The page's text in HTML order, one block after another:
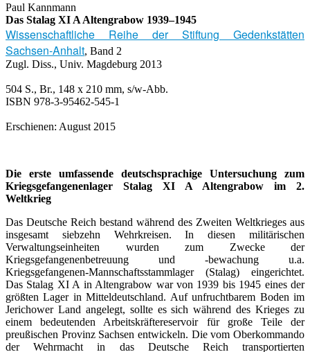
Paul Kannmann
Das Stalag XI A Altengrabow 1939–1945
Wissenschaftliche Reihe der Stiftung Gedenkstätten
Sachsen-Anhalt, Band 2
Zugl. Diss., Univ. Magdeburg 2013
504 S., Br., 148 x 210 mm, s/w-Abb.
ISBN 978-3-95462-545-1
Erschienen: August 2015
Die erste umfassende deutschsprachige Untersuchung zum
Kriegsgefangenenlager Stalag XI A Altengrabow im 2.
Weltkrieg
Das Deutsche Reich bestand während des Zweiten Weltkrieges aus
insgesamt siebzehn Wehrkreisen. In diesen militärischen
Verwaltungseinheiten wurden zum Zwecke der
Kriegsgefangenenbetreuung und -bewachung u.a.
Kriegsgefangenen-Mannschaftsstammlager (Stalag) eingerichtet.
Das Stalag XI A in Altengrabow war von 1939 bis 1945 eines der
größten Lager in Mitteldeutschland. Auf unfruchtbarem Boden im
Jerichower Land angelegt, sollte es sich während des Krieges zu
einem bedeutenden Arbeitskräftereservoir für große Teile der
preußischen Provinz Sachsen entwickeln. Die vom Oberkommando
der Wehrmacht in das Deutsche Reich transportierten